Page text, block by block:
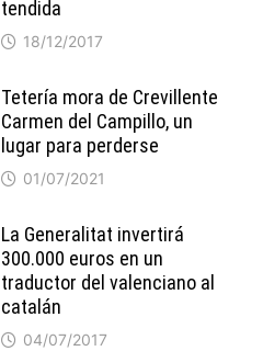
tendida
18/12/2017
Tetería mora de Crevillente
Carmen del Campillo, un
lugar para perderse
01/07/2021
La Generalitat invertirá
300.000 euros en un
traductor del valenciano al
catalán
04/07/2017